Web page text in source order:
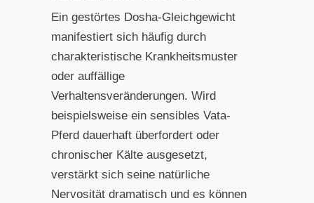
Ein gestörtes Dosha-Gleichgewicht
manifestiert sich häufig durch
charakteristische Krankheitsmuster
oder auffällige
Verhaltensveränderungen. Wird
beispielsweise ein sensibles Vata-
Pferd dauerhaft überfordert oder
chronischer Kälte ausgesetzt,
verstärkt sich seine natürliche
Nervosität dramatisch und es können